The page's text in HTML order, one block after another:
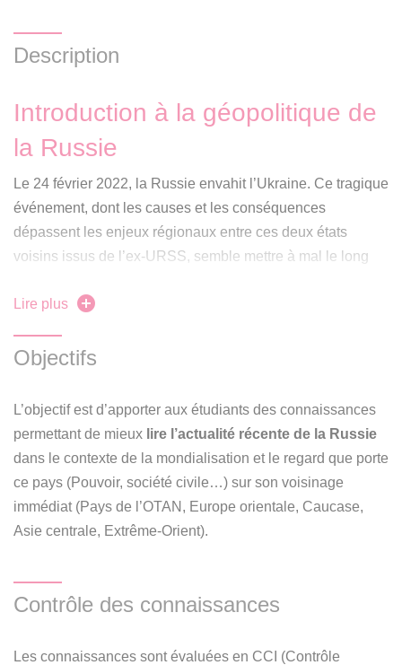
Description
Introduction à la géopolitique de
la Russie
Le 24 février 2022, la Russie envahit l’Ukraine. Ce tragique
événement, dont les causes et les conséquences
dépassent les enjeux régionaux entre ces deux états
voisins issus de l’ex-URSS, semble mettre à mal le long
de Fukuyama). Le cours vise à retracer la
veut une modeste introduction à l’histoire (le temps long),
politique étrangère… de cette
puissance asiatique
qualifiée jusqu’alors d’
émergente (BRICS)
mais
désormais soumise à un régime de sanctions sans
précédent.
Lire plus
Objectifs
L’objectif est d’apporter aux étudiants des connaissances
permettant de mieux lire l’actualité récente de la Russie
dans le contexte de la mondialisation et le regard que porte
ce pays (Pouvoir, société civile…) sur son voisinage
immédiat (Pays de l’OTAN, Europe orientale, Caucase,
Asie centrale, Extrême-Orient).
Contrôle des connaissances
Les connaissances sont évaluées en CCI (Contrôle